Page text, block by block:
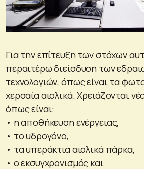
Για την επίτευξη των στόχων
περαιτέρω διείσδυση των
τεχνολογιών, όπως είναι τα
χερσαία αιολικά. Χρειάζονται
όπως είναι:
• η αποθήκευση ενέργειας,
• το υδρογόνο,
• τα υπεράκτια αιολικά πάρκα,
• ο εκσυγχρονισμός και